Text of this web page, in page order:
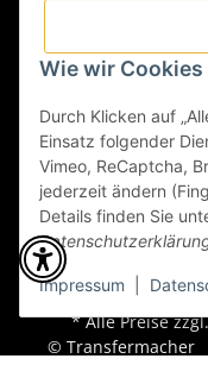
Wie wir Cookies
Durch Klicken auf
Einsatz folgender
Vimeo, ReCaptcha,
jederzeit ändern
Details finden Sie
Impressum
Wir versenden via:
* Alle Preise
© Transfermacher